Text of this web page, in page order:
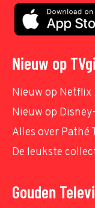
Nieuw op
Nieuw op Netflix
Nieuw op
Alles over Pathé
De leukste
Gouden